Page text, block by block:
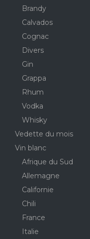
Brandy
Calvados
Cognac
Divers
Gin
Grappa
Rhum
Vodka
Whisky
Vedette du mois
Vin blanc
Afrique du Sud
Allemagne
Californie
Chili
France
Italie